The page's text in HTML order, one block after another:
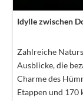
Idylle zwischen
Zahlreiche
Ausblicke, die
Charme des
Etappen und 170